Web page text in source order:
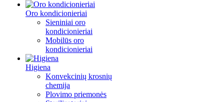
Oro kondicionieriai
Sieniniai oro
kondicionieriai
Mobilūs oro
kondicionieriai
Higiena
Konvekcinių krosnių
chemija
Plovimo priemonės